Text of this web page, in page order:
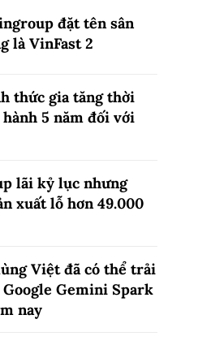
đặt tên sân
là VinFast2
thức gia tăng thời
hành 5 năm đối với
lãi kỷ lục nhưng
xuất lỗ hơn 49.000
Việt đã có thể trải
Gemini Spark
nay